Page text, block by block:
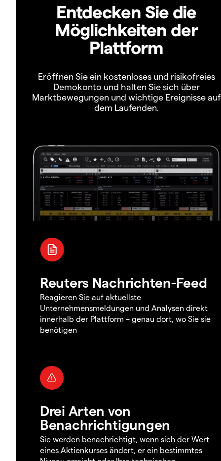
Entdecken Sie die
Möglichkeiten der
Plattform
Eröffnen Sie ein kostenloses und risikofreies
Demokonto und halten Sie sich über
Marktbewegungen und wichtige Ereignisse auf
dem Laufenden.
Reuters Nachrichten-Feed
Reagieren Sie auf aktuellste
Unternehmensmeldungen und Analysen direkt
innerhalb der Plattform – genau dort, wo Sie sie
benötigen
Drei Arten von
Benachrichtigungen
Sie werden benachrichtigt, wenn sich der Wert
eines Aktienkurses ändert, er ein bestimmtes